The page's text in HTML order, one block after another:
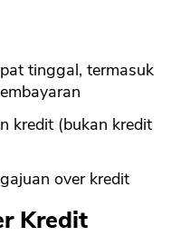
tinggal, termasuk
kredit (bukan kredit
over kredit
Kredit
OK
CANCEL